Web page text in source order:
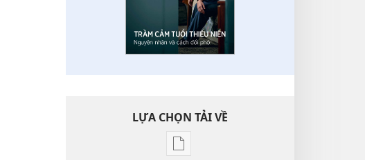
LỰA CHỌN TẢI VỀ
Tùy